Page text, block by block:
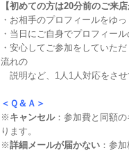
【初めての方は20分前のご来店
・お相手のプロフィールをゆ
・当日にご自身でプロフィール
・安心してご参加をしていた
流れの
説明など、1人1人対応をさせ
＜Ｑ＆Ａ＞
※ キャンセル：参加費と同額
ります。
※詳細メールが届かない ：参